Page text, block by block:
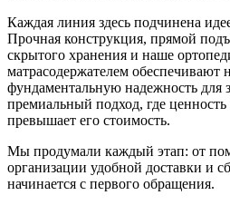
Каждая линия здесь подчинена
Прочная конструкция, прямой
скрытого хранения и наше
матрасодержателем обеспечивают
фундаментальную надежность для
премиальный подход, где
превышает его стоимость.
Мы продумали каждый этап: от
организации удобной доставки и
начинается с первого обращения.